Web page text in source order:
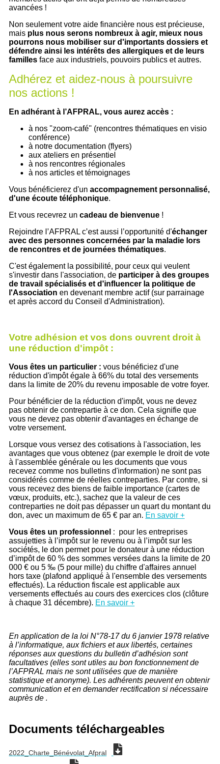
avancées !
Non seulement votre aide financière nous est précieuse,
mais plus nous serons nombreux à agir, mieux nous
pourrons nous mobiliser sur d'importants dossiers et
défendre ainsi les intérêts des allergiques et de leurs
familles face aux industriels, pouvoirs publics et autres.
Adhérez et aidez-nous à poursuivre
nos actions !
En adhérant à l’AFPRAL, vous aurez accès :
à nos "zoom-café" (rencontres thématiques en visio
conférence)
à notre documentation (flyers)
aux ateliers en présentiel
à nos rencontres régionales
à nos articles et témoignages
Vous bénéficierez d'un accompagnement personnalisé,
d'une écoute téléphonique.
Et vous recevrez un cadeau de bienvenue !
Rejoindre l’AFPRAL c’est aussi l’opportunité d'échanger
avec des personnes concernées par la maladie lors
de rencontres et de journées thématiques.
C'est également la possibilité, pour ceux qui veulent
s'investir dans l'association, de participer à des groupes
de travail spécialisés et d'influencer la politique de
l'Association en devenant membre actif (sur parrainage
et après accord du Conseil d'Administration).
Votre adhésion et vos dons ouvrent droit à
une réduction d'impôt :
Vous êtes un particulier : vous bénéficiez d'une
réduction d'impôt égale à 66% du total des versements
dans la limite de 20% du revenu imposable de votre foyer.
Pour bénéficier de la réduction d'impôt, vous ne devez
pas obtenir de contrepartie à ce don. Cela signifie que
vous ne devez pas obtenir d'avantages en échange de
votre versement.
Lorsque vous versez des cotisations à l'association, les
avantages que vous obtenez (par exemple le droit de vote
à l'assemblée générale ou les documents que vous
recevez comme nos bulletins d'information) ne sont pas
considérés comme de réelles contreparties. Par contre, si
vous recevez des biens de faible importance (cartes de
vœux, produits, etc.), sachez que la valeur de ces
contreparties ne doit pas dépasser un quart du montant du
don, avec un maximum de 65 € par an. En savoir +
Vous êtes un professionnel : pour les entreprises
assujetties à l’impôt sur le revenu ou à l’impôt sur les
sociétés, le don permet pour le donateur à une réduction
d’impôt de 60 % des sommes versées dans la limite de 20
000 € ou 5 ‰ (5 pour mille) du chiffre d'affaires annuel
hors taxe (plafond appliqué à l'ensemble des versements
effectués). La réduction fiscale est applicable aux
versements effectués au cours des exercices clos (clôture
à chaque 31 décembre). En savoir +
En application de la loi N°78-17 du 6 janvier 1978 relative
à l’informatique, aux fichiers et aux libertés, certaines
réponses aux questions du bulletin d’adhésion sont
facultatives (elles sont utiles au bon fonctionnement de
l’AFPRAL mais ne sont utilisées que de manière
statistique et anonyme). Les adhérents peuvent en obtenir
communication et en demander rectification si nécessaire
auprès de .
Documents téléchargeables
2022_Charte_Bénévolat_Afpral